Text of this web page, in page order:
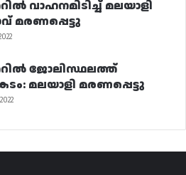
വാഹനമിടിച്ച് മലയാളി
മരണപ്പെട്ടു
ജോലിസ്ഥലത്ത്
മലയാളി മരണപ്പെട്ടു